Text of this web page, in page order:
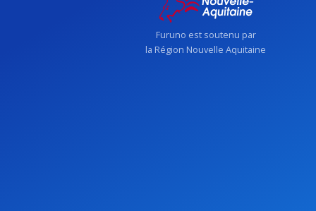
Furuno est soutenu par
la Région Nouvelle Aquitaine